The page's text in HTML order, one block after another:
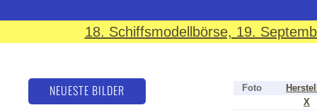
18. Schiffsmodellbörse, 19.
Foto
X
NEUESTE BILDER